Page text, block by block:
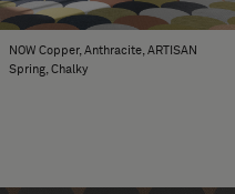
alueita tai sitä
koskien ota yhteyttä
jälleenmyyjään.
kolmentoista muodon
muutamaa
ottamatta lähes
mallistoihin:
Bolon by Patricia
NOW Copper, Anthracite, ARTISAN
Spring, Chalky